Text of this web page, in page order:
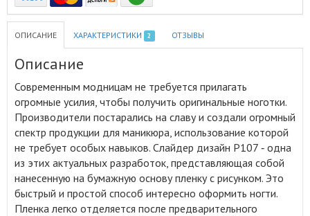
ОПИСАНИЕ ХАРАКТЕРИСТИКИ 2 ОТЗЫВЫ
Описание
Современным модницам не требуется прилагать
огромные усилия, чтобы получить оригинальные ноготки.
Производители постарались на славу и создали огромный
спектр продукции для маникюра, использование которой
не требует особых навыков. Слайдер дизайн P107 ‑ одна
из этих актуальных разработок, представляющая собой
нанесенную на бумажную основу пленку с рисунком. Это
быстрый и простой способ интересно оформить ногти.
Пленка легко отделяется после предварительного